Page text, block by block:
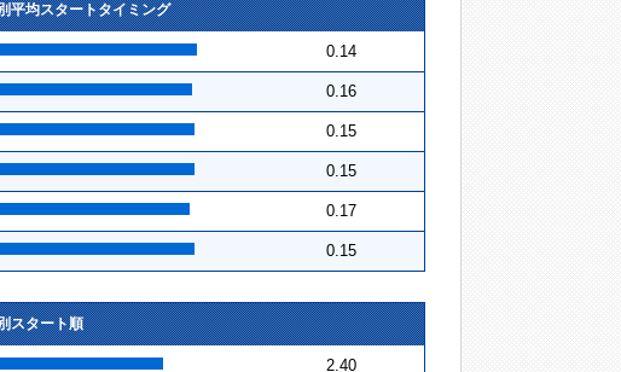
平均スタートタイミング
0.14
0.16
0.15
0.15
0.17
0.15
スタート順
2.40